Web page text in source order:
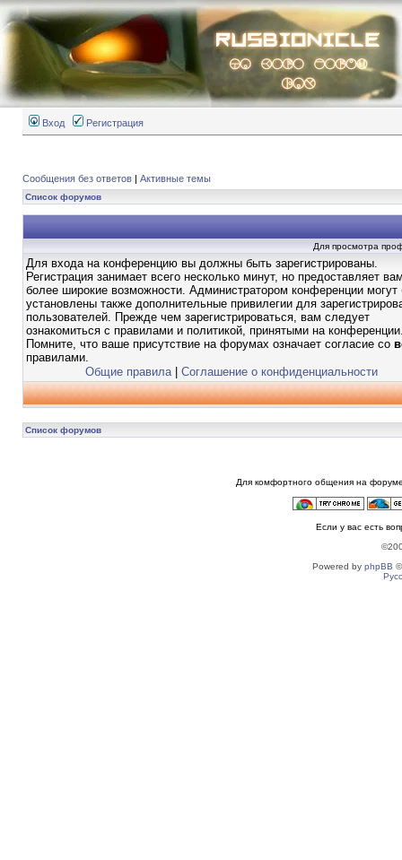
Вход Регистрация
Сообщения без ответов | Активные темы
Список форумов
Для просмотра
Для входа на конференцию вы должны быть зарегистрированы.
Регистрация занимает всего несколько минут, но предоставляет
более широкие возможности. Администратором конференции могут
установлены также дополнительные привилегии для
пользователей. Прежде чем зарегистрироваться, вам следует
ознакомиться с правилами и политикой, принятыми на
Помните, что ваше присутствие на форумах означает согласие со
правилами.
Общие правила| Соглашение о конфиденциальности
Список форумов
Для комфортного общения на
Если у вас есть
Powered by phpBB